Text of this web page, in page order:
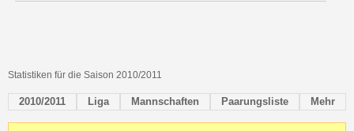
Statistiken für die Saison 2010/2011
2010/2011 Liga Mannschaften Paarungsliste Mehr